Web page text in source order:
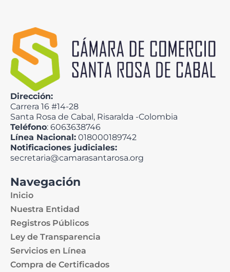
Dirección:
Carrera 16 #14-28
Santa Rosa de Cabal, Risaralda -Colombia
Teléfono: 6063638746
Línea Nacional: 018000189742
Notificaciones judiciales:
secretaria@camarasantarosa.org
Navegación
Inicio
Nuestra Entidad
Registros Públicos
Ley de Transparencia
Servicios en Línea
Compra de Certificados